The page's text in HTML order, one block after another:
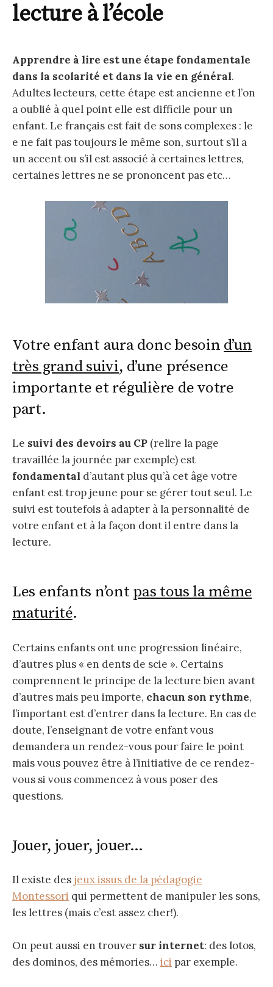
lecture à l’école
Apprendre à lire est une étape fondamentale
dans la scolarité et dans la vie en général.
Adultes lecteurs, cette étape est ancienne et l’on
a oublié à quel point elle est difficile pour un
enfant. Le français est fait de sons complexes : le
e ne fait pas toujours le même son, surtout s’il a
un accent ou s’il est associé à certaines lettres,
certaines lettres ne se prononcent pas etc…
Votre enfant aura donc besoin d’un
très grand suivi, d’une présence
importante et régulière de votre
part.
Le suivi des devoirs au CP (relire la page
travaillée la journée par exemple) est
fondamental d’autant plus qu’à cet âge votre
enfant est trop jeune pour se gérer tout seul. Le
suivi est toutefois à adapter à la personnalité de
votre enfant et à la façon dont il entre dans la
lecture.
Les enfants n’ont pas tous la même
maturité.
Certains enfants ont une progression linéaire,
d’autres plus « en dents de scie ». Certains
comprennent le principe de la lecture bien avant
d’autres mais peu importe, chacun son rythme,
l’important est d’entrer dans la lecture. En cas de
doute, l’enseignant de votre enfant vous
demandera un rendez-vous pour faire le point
mais vous pouvez être à l’initiative de ce rendez-
vous si vous commencez à vous poser des
questions.
Jouer, jouer, jouer…
Il existe des jeux issus de la pédagogie
Montessori qui permettent de manipuler les sons,
les lettres (mais c’est assez cher!).
On peut aussi en trouver sur internet: des lotos,
des dominos, des mémories… ici par exemple.